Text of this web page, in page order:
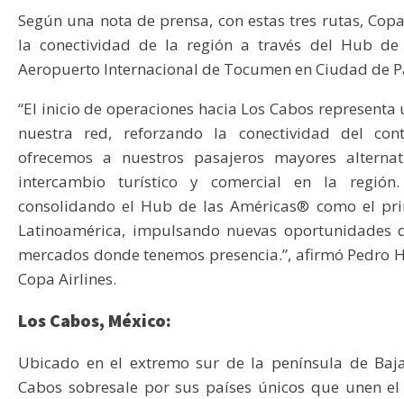
Según una nota de prensa, con estas tres rutas,
la conectividad de la región a través del Hub
Aeropuerto Internacional de Tocumen en Ciudad de
“El inicio de operaciones hacia Los Cabos
nuestra red, reforzando la conectividad del
ofrecemos a nuestros pasajeros mayores
intercambio turístico y comercial en la
consolidando el Hub de las Américas® como el
Latinoamérica, impulsando nuevas oportunidades
mercados donde tenemos presencia.”, afirmó Pedro
Copa Airlines.
Los Cabos, México:
Ubicado en el extremo sur de la península de
Cabos sobresale por sus países únicos que unen